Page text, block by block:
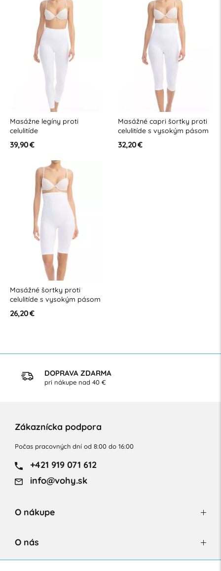
Masážne legíny proti
celulitíde
39,90 €
Masážné capri šortky proti
celulitíde s vysokým pásom
32,20 €
Masážné šortky proti
celulitíde s vysokým pásom
26,20 €
DOPRAVA ZDARMA
pri nákupe nad 40 €
Zákaznícka podpora
Počas pracovných dní od 8:00 do 16:00
+421 919 071 612
info@vohy.sk
O nákupe
O nás